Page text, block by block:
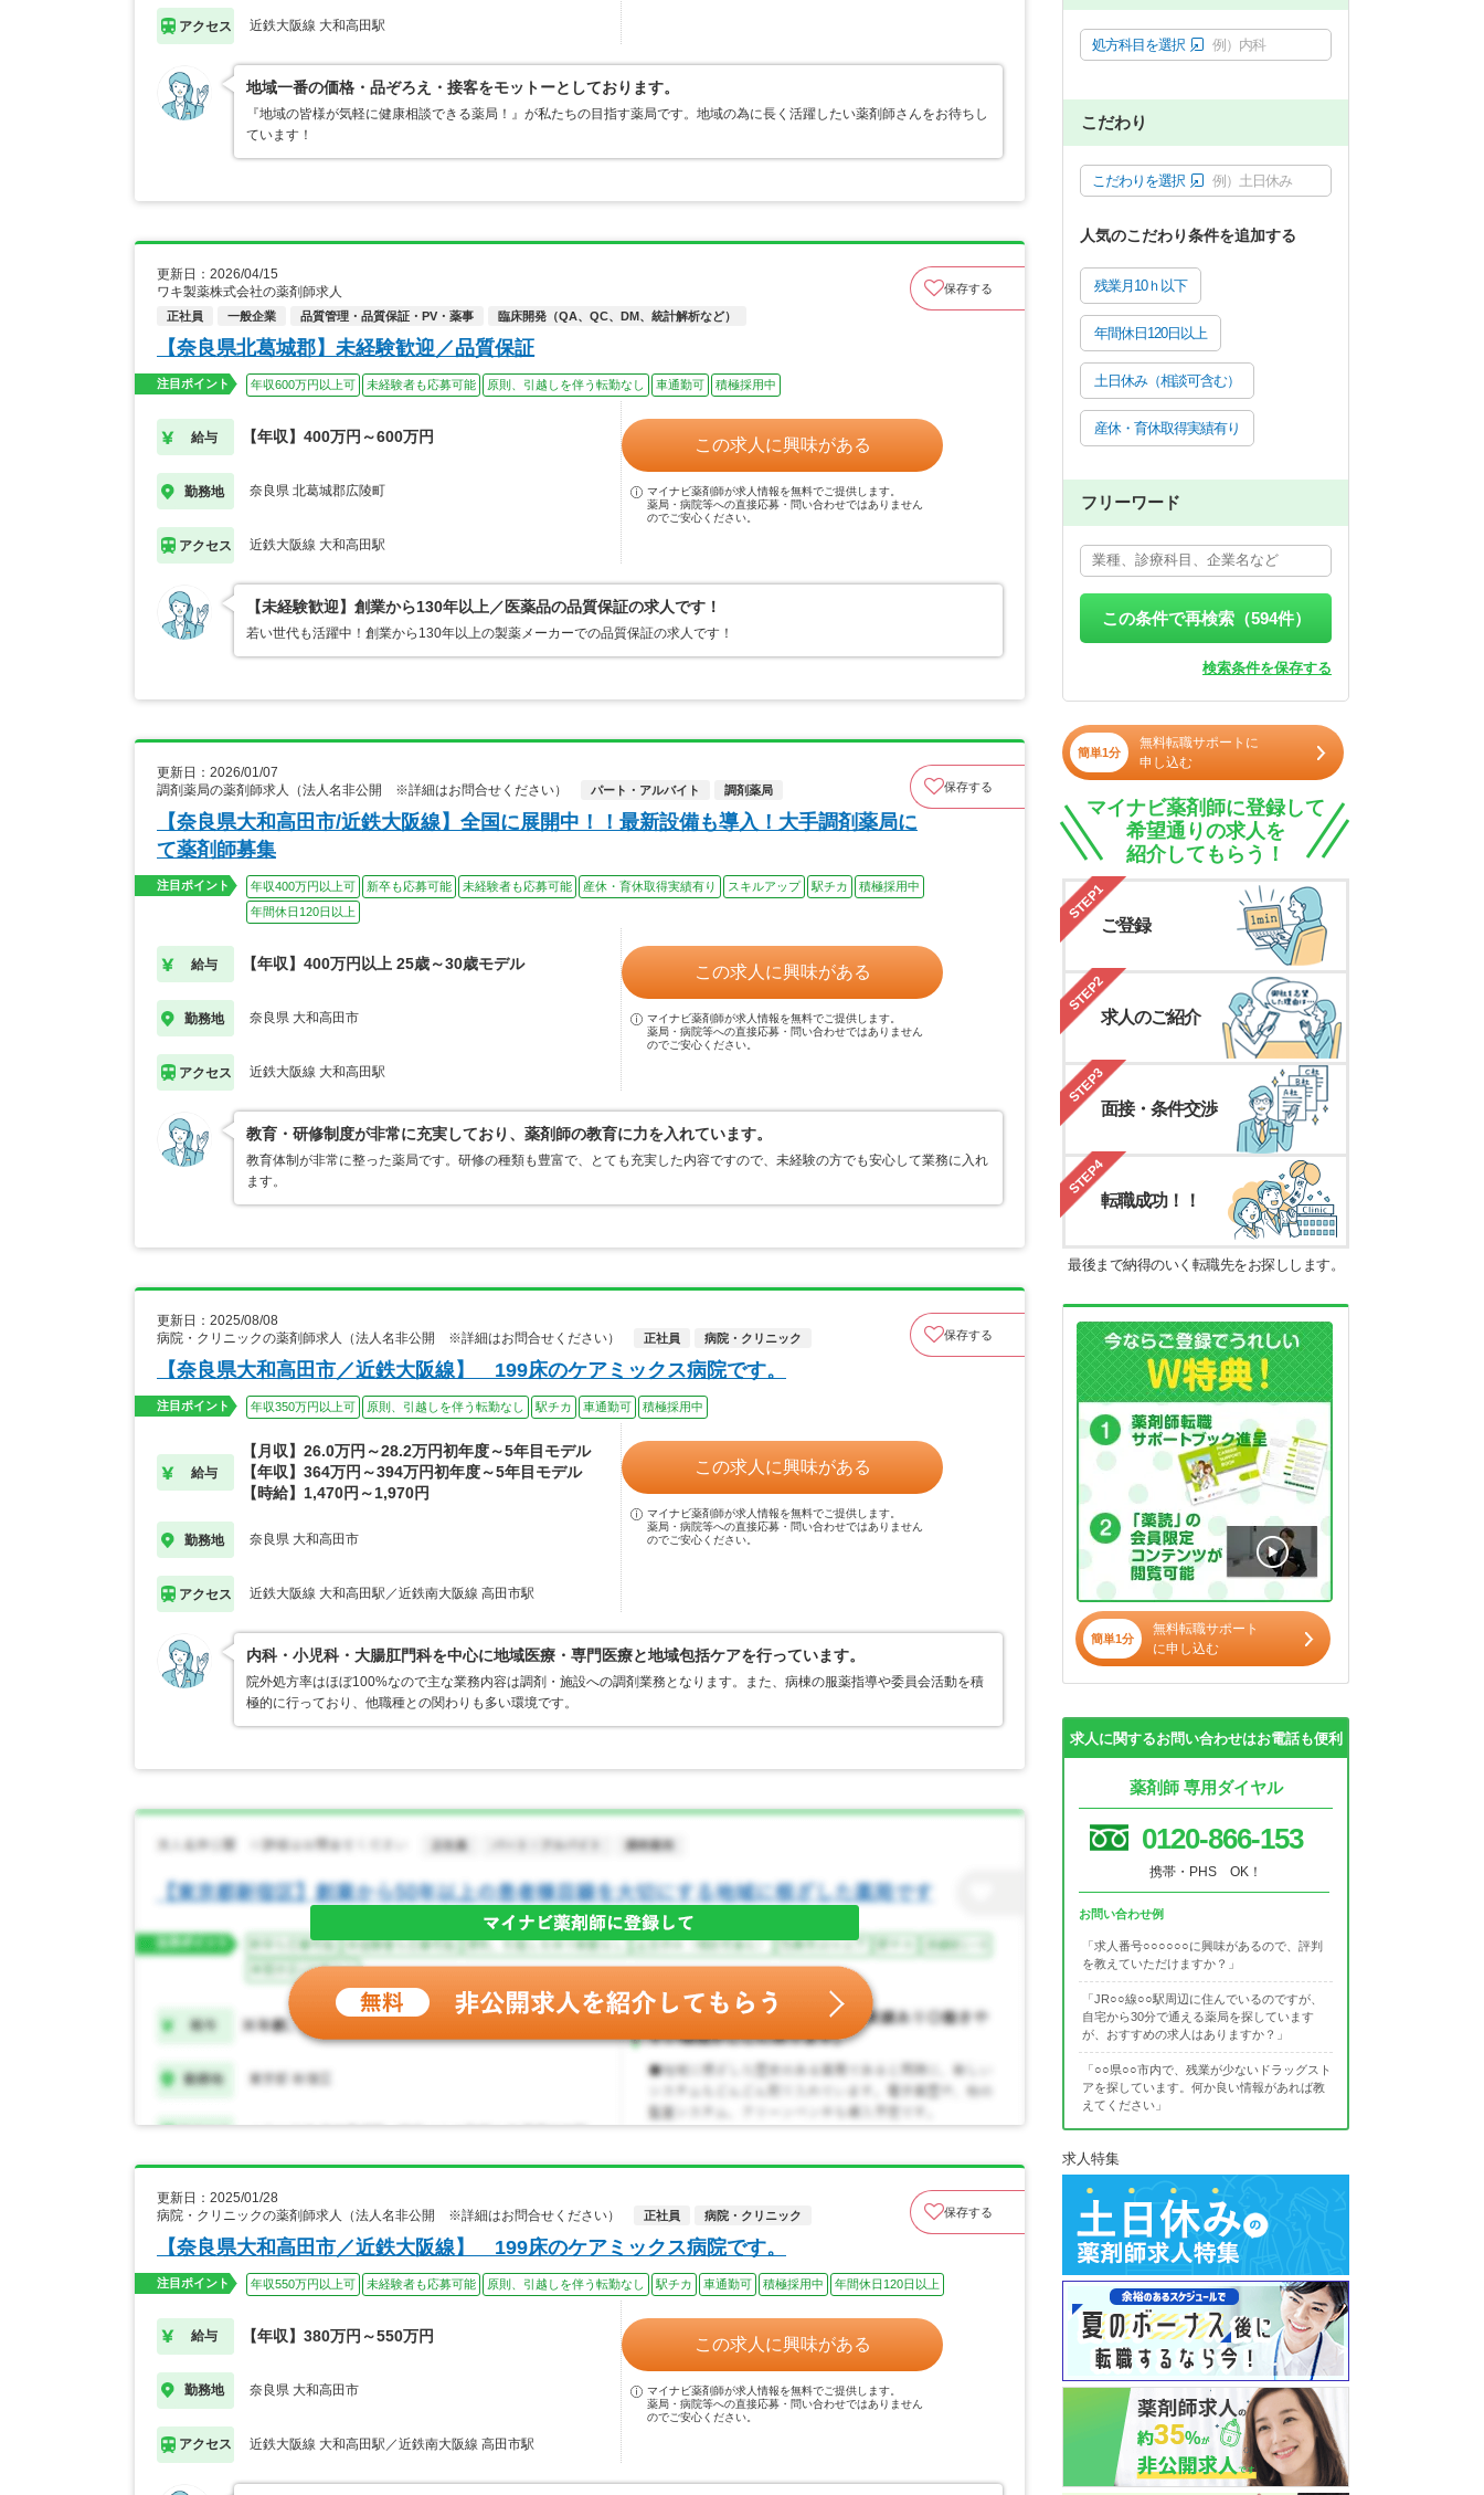
アクセス 近鉄大阪線 大和高田駅
地域一番の価格・品ぞろえ・接客をモットーとしております。
『地域の皆様が気軽に健康相談できる薬局！』が私たちの目指す薬局です。地域の為に長く活躍したい薬剤師さんをお待ちし
ています！
更新日：2026/04/15
ワキ製薬株式会社の薬剤師求人
正社員 一般企業 品質管理・品質保証・PV・薬事 臨床開発（QA、QC、DM、統計解析など）
保存する
【奈良県北葛城郡】未経験歓迎／品質保証
注目ポイント 年収600万円以上可 未経験者も応募可能 原則、引越しを伴う転勤なし 車通勤可 積極採用中
給与 【年収】400万円～600万円
勤務地 奈良県 北葛城郡広陵町
アクセス 近鉄大阪線 大和高田駅
この求人に興味がある
マイナビ薬剤師が求人情報を無料でご提供します。
薬局・病院等への直接応募・問い合わせではありません
のでご安心ください。
【未経験歓迎】創業から130年以上／医薬品の品質保証の求人です！
若い世代も活躍中！創業から130年以上の製薬メーカーでの品質保証の求人です！
更新日：2026/01/07
調剤薬局の薬剤師求人（法人名非公開 ※詳細はお問合せください）
パート・アルバイト 調剤薬局 保存する
【奈良県大和高田市/近鉄大阪線】全国に展開中！！最新設備も導入！大手調剤薬局に
て薬剤師募集
注目ポイント 年収400万円以上可 新卒も応募可能 未経験者も応募可能 産休・育休取得実績有り スキルアップ 駅チカ
積極採用中
年間休日120日以上
給与 【年収】400万円以上 25歳～30歳モデル
勤務地 奈良県 大和高田市
アクセス 近鉄大阪線 大和高田駅
この求人に興味がある
マイナビ薬剤師が求人情報を無料でご提供します。
薬局・病院等への直接応募・問い合わせではありません
のでご安心ください。
教育・研修制度が非常に充実しており、薬剤師の教育に力を入れています。
教育体制が非常に整った薬局です。研修の種類も豊富で、とても充実した内容ですので、未経験の方でも安心して業務に入れ
ます。
更新日：2025/08/08
病院・クリニックの薬剤師求人（法人名非公開 ※詳細はお問合せください）
正社員 病院・クリニック 保存する
【奈良県大和高田市／近鉄大阪線】 199床のケアミックス病院です。
注目ポイント 年収350万円以上可 原則、引越しを伴う転勤なし 駅チカ 車通勤可 積極採用中
給与
【月収】26.0万円～28.2万円初年度～5年目モデル
【年収】364万円～394万円初年度～5年目モデル
【時給】1,470円～1,970円
勤務地 奈良県 大和高田市
アクセス 近鉄大阪線 大和高田駅／近鉄南大阪線 高田市駅
この求人に興味がある
マイナビ薬剤師が求人情報を無料でご提供します。
薬局・病院等への直接応募・問い合わせではありません
のでご安心ください。
内科・小児科・大腸肛門科を中心に地域医療・専門医療と地域包括ケアを行っています。
院外処方率はほぼ100%なので主な業務内容は調剤・施設への調剤業務となります。また、病棟の服薬指導や委員会活動を積
極的に行っており、他職種との関わりも多い環境です。
更新日：2025/01/28
病院・クリニックの薬剤師求人（法人名非公開 ※詳細はお問合せください）
正社員 病院・クリニック 保存する
【奈良県大和高田市／近鉄大阪線】 199床のケアミックス病院です。
注目ポイント 年収550万円以上可 未経験者も応募可能 原則、引越しを伴う転勤なし 駅チカ 車通勤可 積極採用中 年間休日120日以上
給与 【年収】380万円～550万円
勤務地 奈良県 大和高田市
アクセス 近鉄大阪線 大和高田駅／近鉄南大阪線 高田市駅
この求人に興味がある
マイナビ薬剤師が求人情報を無料でご提供します。
薬局・病院等への直接応募・問い合わせではありません
のでご安心ください。
処方科目を選択 例）内科
こだわり
こだわりを選択 例）土日休み
人気のこだわり条件を追加する
残業月10ｈ以下
年間休日120日以上
土日休み（相談可含む）
産休・育休取得実績有り
フリーワード
この条件で再検索（594件）
検索条件を保存する
簡単1分
無料転職サポートに
申し込む
マイナビ薬剤師に登録して
希望通りの求人を
紹介してもらう！
STEP1
ご登録
STEP2
求人のご紹介
STEP3
面接・条件交渉
STEP4
転職成功！！
最後まで納得のいく転職先をお探しします。
簡単1分
無料転職サポート
に申し込む
求人に関するお問い合わせはお電話も便利
薬剤師 専用ダイヤル
0120-866-153
携帯・PHS OK！
お問い合わせ例
「求人番号○○○○○○に興味があるので、評判
を教えていただけますか？」
「JR○○線○○駅周辺に住んでいるのですが、
自宅から30分で通える薬局を探しています
が、おすすめの求人はありますか？」
「○○県○○市内で、残業が少ないドラッグスト
アを探しています。何か良い情報があれば教
えてください」
求人特集